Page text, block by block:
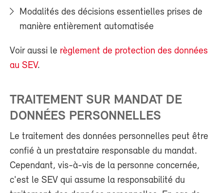
Modalités des décisions essentielles prises de
manière entièrement automatisée
Voir aussi le règlement de protection des données
au SEV.
TRAITEMENT SUR MANDAT DE
DONNÉES PERSONNELLES
Le traitement des données personnelles peut être
confié à un prestataire responsable du mandat.
Cependant, vis-à-vis de la personne concernée,
c'est le SEV qui assume la responsabilité du